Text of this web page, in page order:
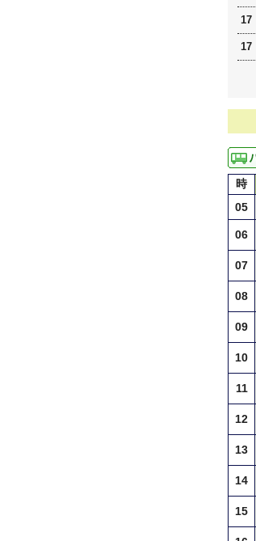
17
17
時
05
06
07
08
09
10
11
12
13
14
15